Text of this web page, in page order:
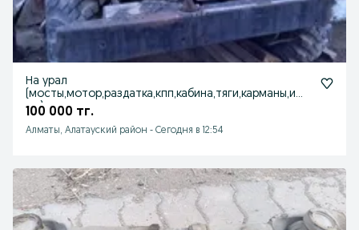
На урал
(мосты,мотор,раздатка,кпп,кабина,тяги,карманы,и
тд.)
100 000 тг.
Алматы, Алатауский район - Сегодня в 12:54